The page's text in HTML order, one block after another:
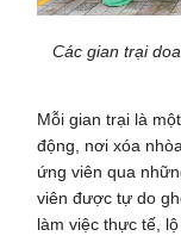
Các gian trại
Mỗi gian trại là
động, nơi xóa
ứng viên qua
viên được tự do
làm việc thực tế,